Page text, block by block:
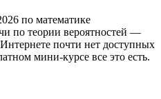
по математике
по теории вероятностей —
почти нет доступных
мини-курсе все это есть.